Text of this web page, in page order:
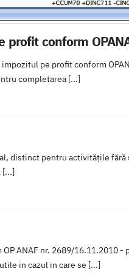
conform
pe profit conform
completarea [...]
distinct pentru activitățile
[...]
ANAF nr. 2689/16.11.2010
in cazul in care se [...]